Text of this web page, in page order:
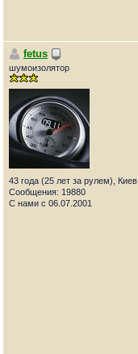
fetus
шумоизолятор
43 года (25 лет за рулем), Киев
Сообщения: 19880
С нами с 06.07.2001